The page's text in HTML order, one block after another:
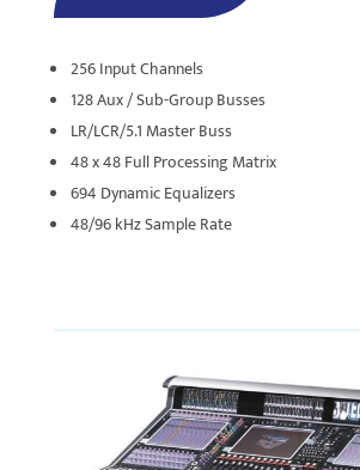
256 Input Channels
128 Aux / Sub-Group Busses
LR/LCR/5.1 Master Buss
48 x 48 Full Processing Matrix
694 Dynamic Equalizers
48/96 kHz Sample Rate